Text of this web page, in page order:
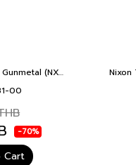
Nixon Sentry Solar SS Gunmetal (NXA1346131-00) พลังงานแสงอาทิตย์ SENTRY SOLAR GUNMETAL
00
-70%
Cart